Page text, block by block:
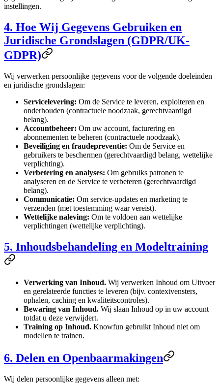
instellingen.
4. Hoe Wij Gegevens Gebruiken en
Juridische Grondslagen (GDPR/UK-
GDPR)
Wij verwerken persoonlijke gegevens voor de volgende doeleinden
en juridische grondslagen:
Servicelevering: Om de Service te leveren, exploiteren en
onderhouden (contractuele noodzaak, gerechtvaardigd
belang).
Accountbeheer: Om uw account, facturering en
abonnementen te beheren (contractuele noodzaak).
Beveiliging en fraudepreventie: Om de Service en
gebruikers te beschermen (gerechtvaardigd belang, wettelijke
verplichting).
Verbetering en analyses: Om gebruiks patronen te
analyseren en de Service te verbeteren (gerechtvaardigd
belang).
Communicatie: Om service-updates en marketing te
verzenden (met toestemming waar vereist).
Wettelijke naleving: Om te voldoen aan wettelijke
verplichtingen (wettelijke verplichting).
5. Inhoudsbehandeling en Modeltraining
Verwerking van Inhoud. Wij verwerken Inhoud om Uitvoer
en gerelateerde functies te leveren (bijv. contextvensters,
ophalen, caching en kwaliteitscontroles).
Bewaring van Inhoud. Wij slaan Inhoud op in uw account
totdat u deze verwijdert.
Training op Inhoud. Knowfun gebruikt Inhoud niet om
modellen te trainen.
6. Delen en Openbaarmakingen
Wij delen persoonlijke gegevens alleen met: